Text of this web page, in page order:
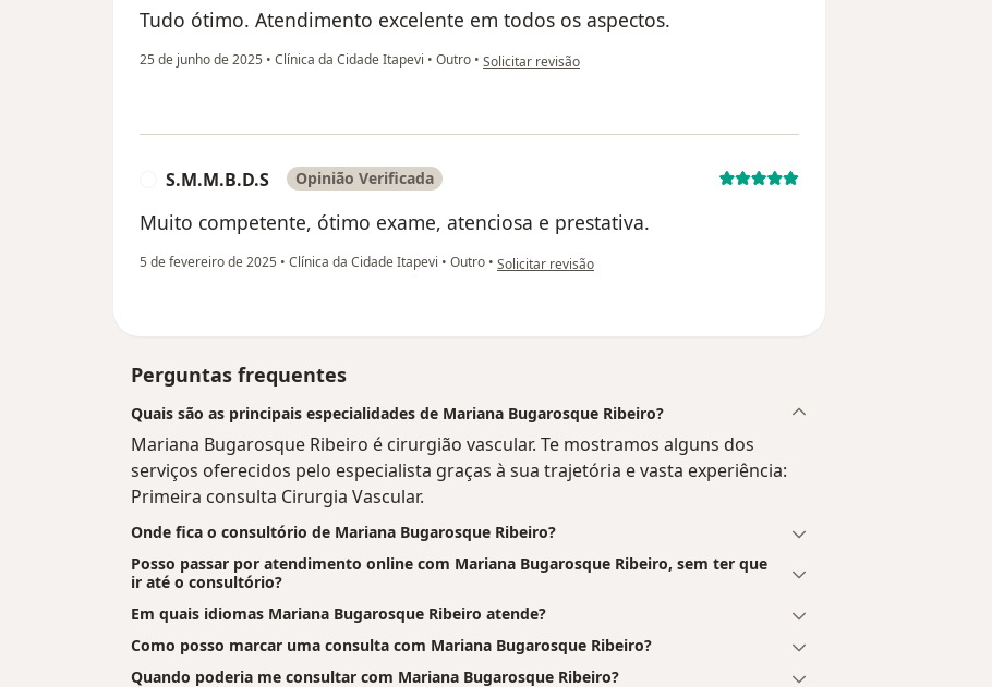
Tudo ótimo. Atendimento excelente em todos os aspectos.
25 de junho de 2025 • Clínica da Cidade Itapevi • Outro • na opinião do utilizador Naida B. dos S. Sanches.
Solicitar revisão
S.M.M.B.D.S Opinião Verificada
Muito competente, ótimo exame, atenciosa e prestativa.
5 de fevereiro de 2025 • Clínica da Cidade Itapevi • Outro • na opinião do utilizador S.M.M.B.D.S
Solicitar revisão
Perguntas frequentes
Quais são as principais especialidades de Mariana Bugarosque Ribeiro?
Mariana Bugarosque Ribeiro é cirurgião vascular. Te mostramos alguns dos
serviços oferecidos pelo especialista graças à sua trajetória e vasta experiência:
Primeira consulta Cirurgia Vascular.
Onde fica o consultório de Mariana Bugarosque Ribeiro?
Posso passar por atendimento online com Mariana Bugarosque Ribeiro, sem ter que
ir até o consultório?
Em quais idiomas Mariana Bugarosque Ribeiro atende?
Como posso marcar uma consulta com Mariana Bugarosque Ribeiro?
Quando poderia me consultar com Mariana Bugarosque Ribeiro?